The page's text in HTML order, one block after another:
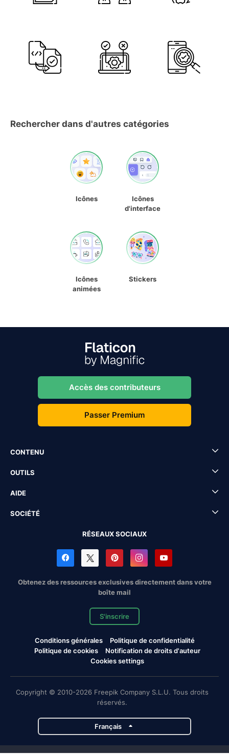
Rechercher dans d'autres catégories
Icônes
Icônes
d'interface
Icônes
animées
Stickers
Accès des contributeurs
Passer Premium
CONTENU
OUTILS
AIDE
SOCIÉTÉ
RÉSEAUX SOCIAUX
Obtenez des ressources exclusives directement dans votre
boîte mail
S'inscrire
Conditions générales
Politique de confidentialité
Politique de cookies
Notification de droits d'auteur
Cookies settings
Copyright © 2010-2026 Freepik Company S.L.U. Tous droits
réservés.
Français